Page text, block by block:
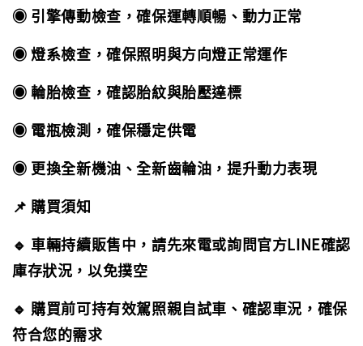
◉ 引擎傳動檢查，確保運轉順暢、動力正常
◉ 燈系檢查，確保照明與方向燈正常運作
◉ 輪胎檢查，確認胎紋與胎壓達標
◉ 電瓶檢測，確保穩定供電
◉ 更換全新機油、全新齒輪油，提升動力表現
📌 購買須知
🔹 車輛持續販售中，請先來電或詢問官方LINE確認
庫存狀況，以免撲空
🔹 購買前可持有效駕照親自試車、確認車況，確保
符合您的需求